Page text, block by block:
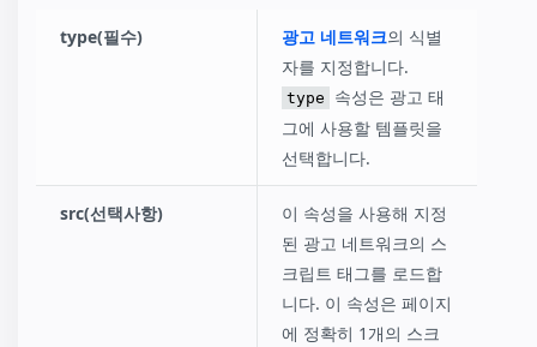
type(필수) 광고 네트워크의 식별
자를 지정합니다.
type
속성은 광고 태
그에 사용할 템플릿을
선택합니다.
src(선택사항)
이 속성을 사용해 지정
된 광고 네트워크의 스
크립트 태그를 로드합
니다. 이 속성은 페이지
에 정확히 1개의 스크